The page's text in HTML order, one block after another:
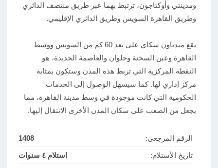
ومدينتي وأوكتاجون، ترتبط بهما عبر طريق منتصف الدائري
وطريق القاهرة السويس وطريق الدائري الإقليمي.
يقع ميدتاون سكاي على بعد 60 كم من السويس ووسط
القاهرة وعين السخنة وحلوان والعاصمة الجديدة، هو
النقطة المركزية التي تربط هذه المدن وستكون بمثابة
مركز إداري لها. كما سيسهل الوصول إلى الخدمات
الحكومية التي كانت موجودة في وسط مدينة القاهرة، مما
يجعل من الصعب على سكان المدن الأخرى الانتقال إليها.
الرقم المرجعى: 1408
تاريخ الأستلام: استلام ٤ سنوات